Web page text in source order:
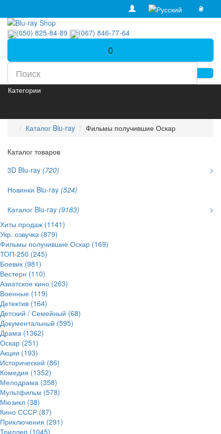
₴
(050) 825-84-89 (067) 846-77-64
0
Категории
Каталог Blu-ray Фильмы получившие Оскар
Каталог товаров
3D Blu-ray (720)
>
Новинки Blu-ray (524)
Каталог Blu-ray (9183)
>
Хиты продаж (1141)
Укр. озвучка (879)
Фильмы получившие Оскар (169)
ТОП-250 (245)
Боевик (981)
Вестерн (110)
Азиатское кино (263)
Военные (119)
Детектив (164)
Детский / Семейный (68)
Документальный (595)
Драма (1362)
Оскар (251)
Акции (193)
Исторический (86)
Комедия (1352)
Мелодрама (358)
Мультфильм (578)
Мюзикл (38)
Кино СССР (87)
Приключения (291)
Триллер (1045)